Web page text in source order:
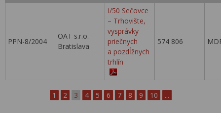
PPN-8/2004
OAT s.r.o.
Bratislava
I/50 Sečovce
– Trhovište,
vysprávky
priečnych
a pozdĺžnych
trhlín
574 806
1 2 3 4 5 6 7 8 9 10 ...